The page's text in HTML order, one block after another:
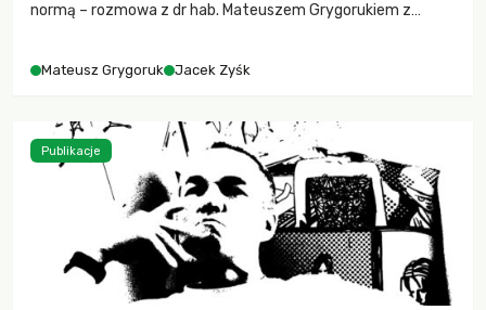
normą – rozmowa z dr hab. Mateuszem Grygorukiem z
Mateusz Grygoruk Jacek Zyśk
Publikacje